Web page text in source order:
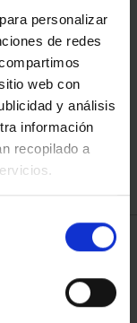
personalizar
de redes
web con
y análisis
información
recopilado a